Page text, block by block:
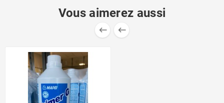
Vous aimerez aussi
 